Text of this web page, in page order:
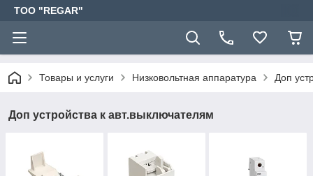
TOO "REGAR"
Товары и услуги Низковольтная аппаратура Доп
Доп устройства к авт.выключателям